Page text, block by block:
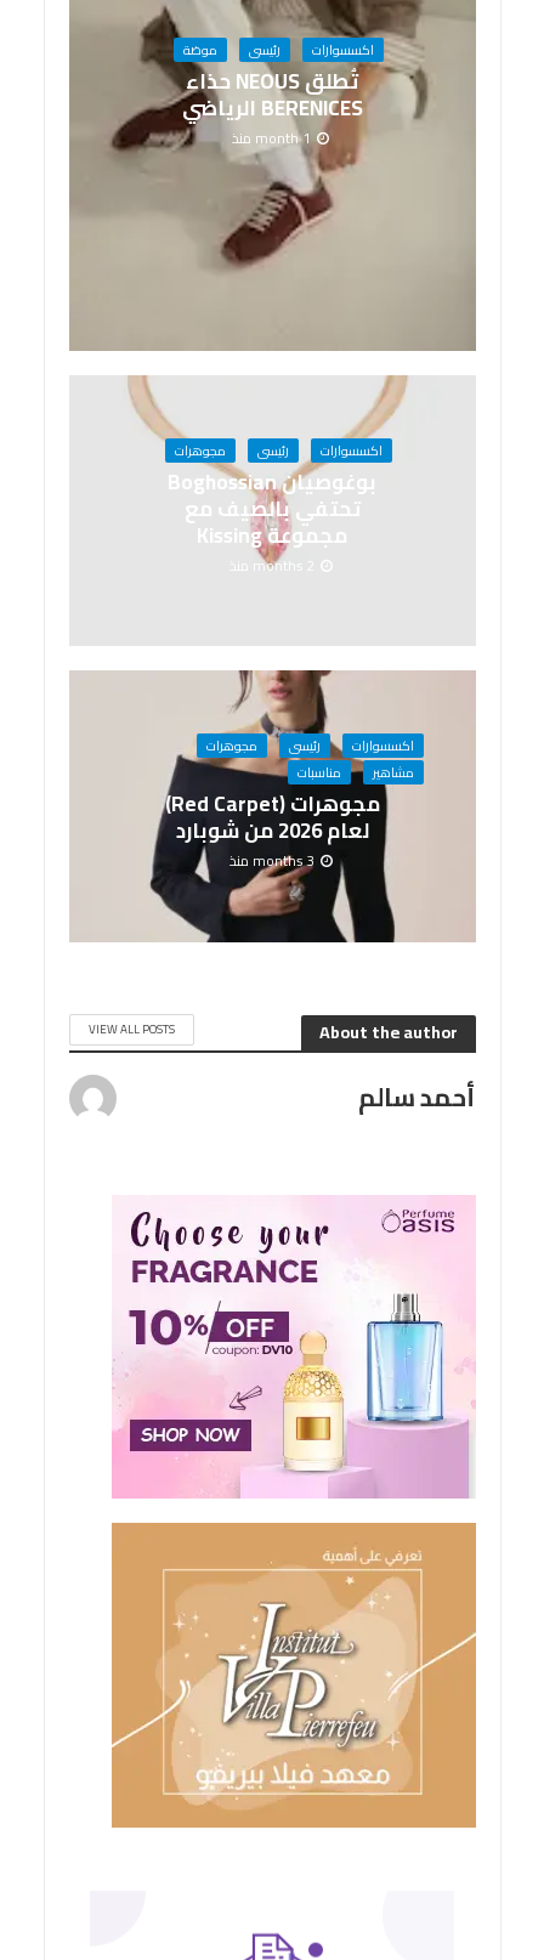
اكسسوارات رئيسى موضة
تُطلق NEOUS حذاء
BERENICES الرياضي
1 month منذ
اكسسوارات رئيسى مجوهرات
بوغوصيان Boghossian
تحتفي بالصيف مع
مجموعة Kissing
2 months منذ
اكسسوارات رئيسى
مجوهرات
مشاهير
مناسبات
مجوهرات (Red Carpet)
لعام 2026 من شوبارد
3 months منذ
About the author
VIEW ALL POSTS
أحمد سالم